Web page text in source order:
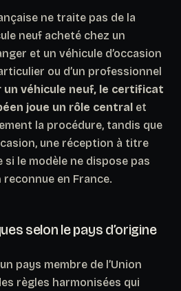
ne traite pas de la
neuf acheté chez un
et un véhicule d’occasion
ou d’un professionnel
un véhicule neuf, le certificat
joue un rôle central et
la procédure, tandis que
une réception à titre
le modèle ne dispose pas
en France.
selon le pays d’origine
pays membre de l’Union
règles harmonisées qui